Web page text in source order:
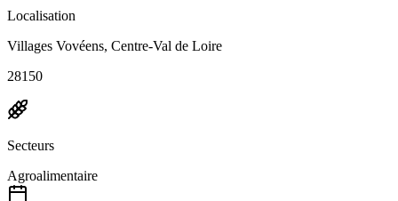
Localisation
Villages Vovéens, Centre-Val de Loire
28150
Secteurs
Agroalimentaire